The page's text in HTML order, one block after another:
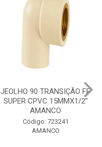
JEOLHO 90 TRANSIÇÃO FF
SUPER CPVC 15MMX1/2”
AMANCO
Código: 723241
AMANCO